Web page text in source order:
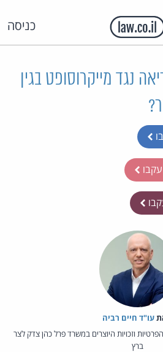
כניסה
נגד מייקרוסופט בגין
עקבו
עו"ד חיים רביה
וזכויות היוצרים במשרד פרל כהן צדק לצר
ברץ